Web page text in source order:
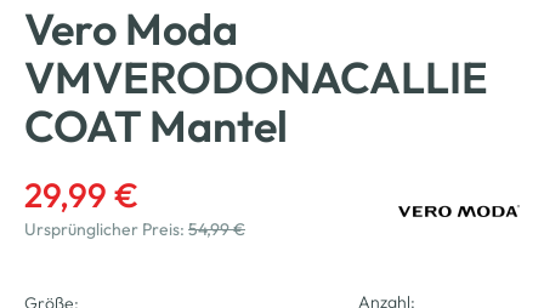
Vero Moda
VMVERODONACALLIE
COAT Mantel
29,99 €
Ursprünglicher Preis: 54,99 €
Größe: Anzahl: